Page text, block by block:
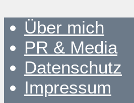
Über mich
PR & Media
Datenschutz
Impressum